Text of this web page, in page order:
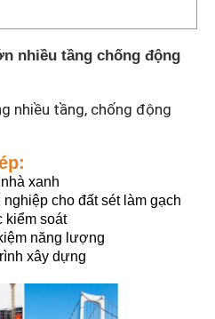
nhiều tầng chống động
nhiều tầng, chống động
xanh
cho đất sét làm gạch
kiểm soát
năng lượng
xây dựng